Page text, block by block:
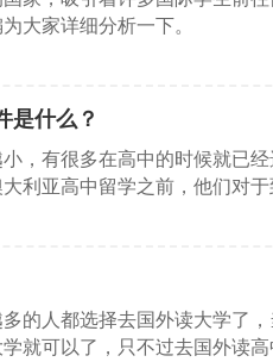
大家详细分析一下。
是什么？
，有很多在高中的时候就已
利亚高中留学之前，他们对
的人都选择去国外读大学了
就可以了，只不过去国外读